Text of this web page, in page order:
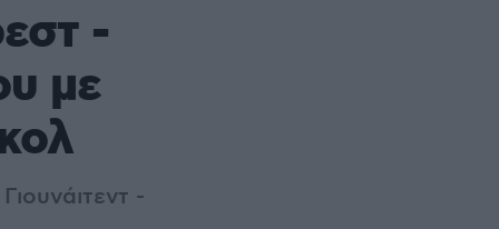
-
με
-